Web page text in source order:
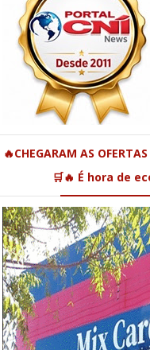
🔥CHEGARAM AS
🛒🔥 É hora de